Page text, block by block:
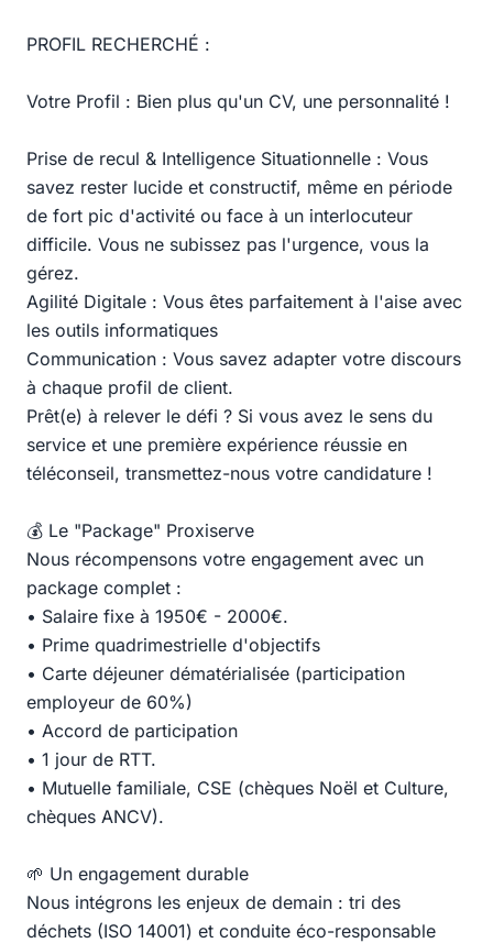
PROFIL RECHERCHÉ :
Votre Profil : Bien plus qu'un CV, une personnalité !
Prise de recul & Intelligence Situationnelle : Vous
savez rester lucide et constructif, même en période
de fort pic d'activité ou face à un interlocuteur
difficile. Vous ne subissez pas l'urgence, vous la
gérez.
Agilité Digitale : Vous êtes parfaitement à l'aise avec
les outils informatiques
Communication : Vous savez adapter votre discours
à chaque profil de client.
Prêt(e) à relever le défi ? Si vous avez le sens du
service et une première expérience réussie en
téléconseil, transmettez-nous votre candidature !
💰 Le "Package" Proxiserve
Nous récompensons votre engagement avec un
package complet :
• Salaire fixe à 1950€ - 2000€.
• Prime quadrimestrielle d'objectifs
• Carte déjeuner dématérialisée (participation
employeur de 60%)
• Accord de participation
• 1 jour de RTT.
• Mutuelle familiale, CSE (chèques Noël et Culture,
chèques ANCV).
🌱 Un engagement durable
Nous intégrons les enjeux de demain : tri des
déchets (ISO 14001) et conduite éco-responsable